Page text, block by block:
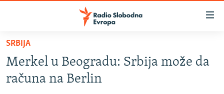
Pređite
glavni
sadržaj
VIJESTI
BOSNA I HERCEGOVINA
SRBIJA
Merkel u Beogradu: Srbija može da
računa na Berlin